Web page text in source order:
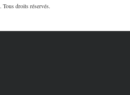
. Tous droits réservés.